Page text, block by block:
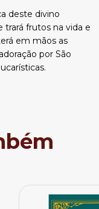
deste divino
trará frutos na vida e
em mãos as
por São